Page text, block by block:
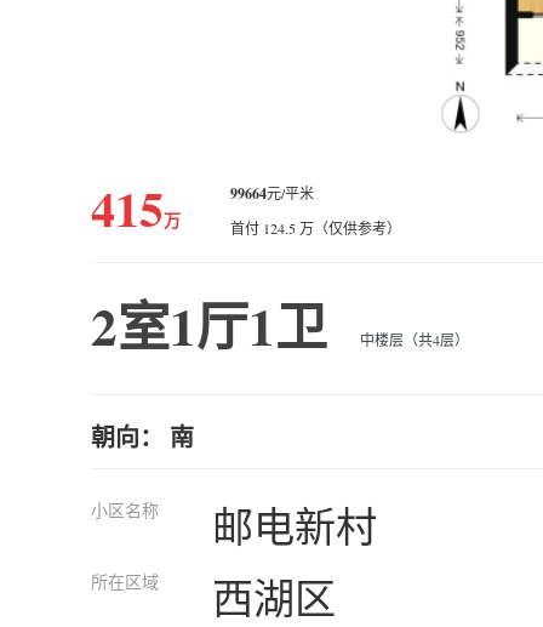
415万
99664元/平米
首付 124.5 万（仅供参考）
2室1厅1卫 中楼层（共4层）
朝向： 南
小区名称 邮电新村
所在区域 西湖区